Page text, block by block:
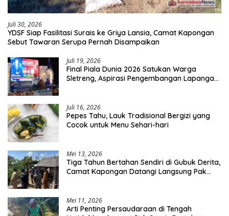
Juli 30, 2026
YDSF Siap Fasilitasi Surais ke Griya Lansia, Camat Kapongan
Sebut Tawaran Serupa Pernah Disampaikan
Juli 19, 2026
Final Piala Dunia 2026 Satukan Warga
Sletreng, Aspirasi Pengembangan Lapangan
Juli 16, 2026
Pepes Tahu, Lauk Tradisional Bergizi yang
Cocok untuk Menu Sehari-hari
Mei 13, 2026
Tiga Tahun Bertahan Sendiri di Gubuk Derita,
Camat Kapongan Datangi Langsung Pak
Mei 11, 2026
Arti Penting Persaudaraan di Tengah